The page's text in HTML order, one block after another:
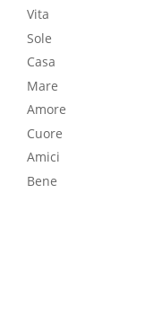
Vita
Sole
Casa
Mare
Amore
Cuore
Amici
Bene